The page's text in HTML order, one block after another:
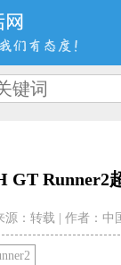
新闻
GT Runner2
源：转载 | 作者：中